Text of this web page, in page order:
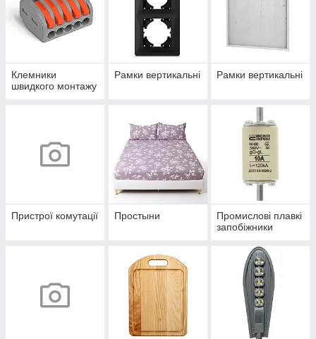
Клемники
швидкого монтажу
Рамки вертикальні Рамки вертикальні
Пристрої комутації Простыни
Промислові плавкі
запобіжники